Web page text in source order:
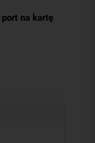
port na kartę